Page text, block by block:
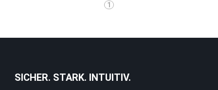
1
SICHER. STARK. INTUITIV.